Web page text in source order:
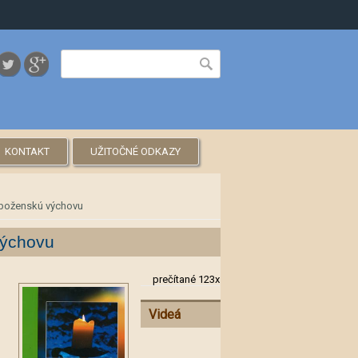
Vyhľadávanie
KONTAKT UŽITOČNÉ ODKAZY
výchovu
prečítané 123x
Videá